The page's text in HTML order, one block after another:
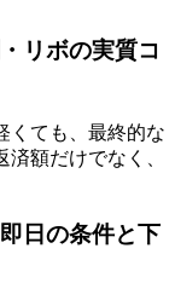
リボの実質コ
くても、最終的な
額だけでなく、
日の条件と下